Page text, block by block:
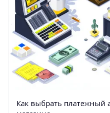
Как выбрать платежный